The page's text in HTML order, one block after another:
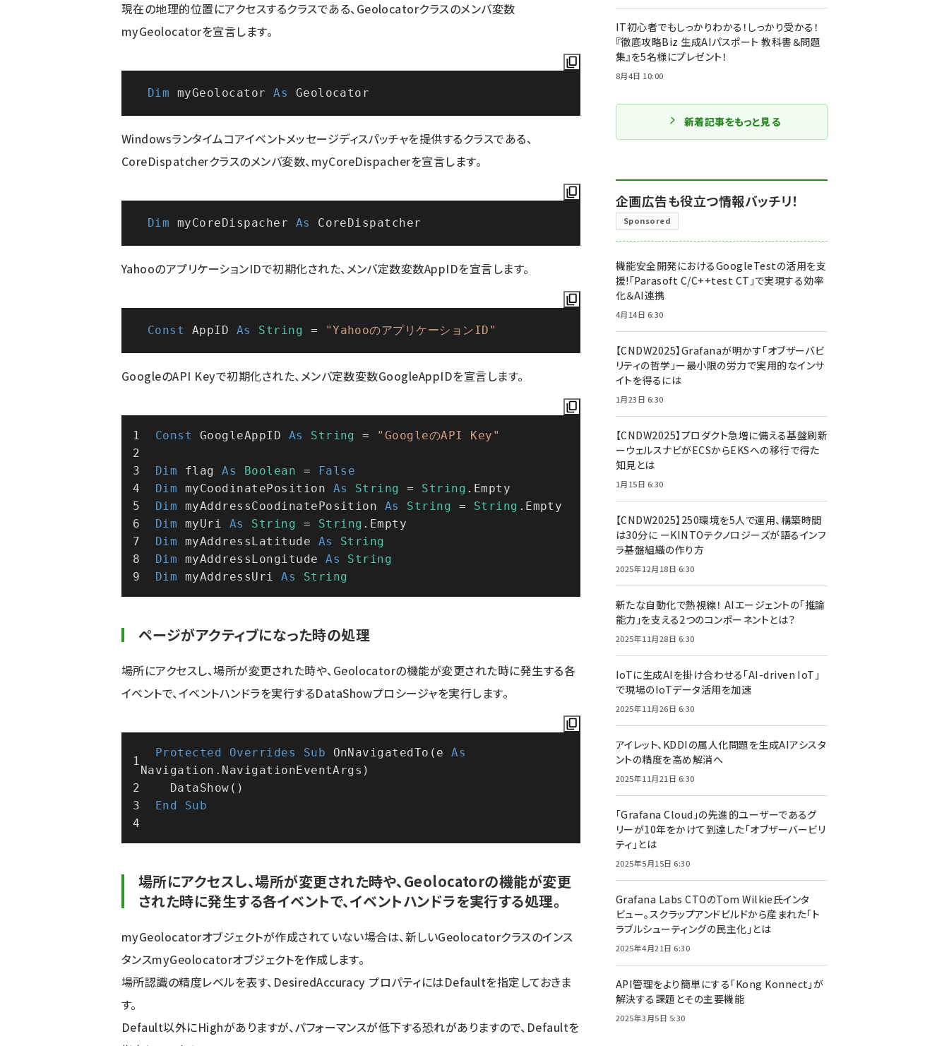
現在の地理的位置にアクセスするクラスである、Geolocatorクラスのメンバ変数
myGeolocatorを宣言します。
Dim myGeolocator As
Windowsランタイムコアイベントメッセージディスパッチャを提供するクラスである、
CoreDispatcherクラスのメンバ変数、myCoreDispacherを宣言します。
Dim myCoreDispacher As
YahooのアプリケーションIDで初期化された、メンバ定数変数AppIDを宣言します。
Const AppID As String = "YahooのアプリケーションID"
GoogleのAPI Keyで初期化された、メンバ定数変数GoogleAppIDを宣言します。
Const GoogleAppID As String = "GoogleのAPI Key"
Dim flag As Boolean = False
Dim myCoodinatePosition As String = String .Empty
Dim myAddressCoodinatePosition As String = String .Empty
Dim myUri As String = String .Empty
Dim myAddressLatitude As
String
Dim myAddressLongitude As
String
Dim myAddressUri As String
ページがアクティブになった時の処理
場所にアクセスし、場所が変更された時や、Geolocatorの機能が変更された時に発生する各
イベントで、イベントハンドラを実行するDataShowプロシージャを実行します。
Protected Overrides Sub OnNavigatedTo(e As
Navigation.NavigationEventArgs)
    DataShow()
End
Sub
場所にアクセスし、場所が変更された時や、Geolocatorの機能が変更
された時に発生する各イベントで、イベントハンドラを実行する処理。
myGeolocatorオブジェクトが作成されていない場合は、新しいGeolocatorクラスのインス
タンスmyGeolocatorオブジェクトを作成します。
場所認識の精度レベルを表す、DesiredAccuracy プロパティにはDefaultを指定しておきま
す。
Default以外にHighがありますが、パフォーマンスが低下する恐れがありますので、Defaultを
IT初心者でもしっかりわかる！しっかり受かる！
『徹底攻略Biz 生成AIパスポート 教科書＆問題
集』を5名様にプレゼント！
8月4日 10:00
新着記事をもっと見る
企画広告も役立つ情報バッチリ！
Sponsored
機能安全開発におけるGoogleTestの活用を支
援!「Parasoft C/C++test CT」で実現する効率
化＆AI連携
4月14日 6:30
【CNDW2025】Grafanaが明かす「オブザーバビ
リティの哲学」ー最小限の労力で実用的なインサ
イトを得るには
1月23日 6:30
【CNDW2025】プロダクト急増に備える基盤刷新
ーウェルスナビがECSからEKSへの移行で得た
知見とは
1月15日 6:30
【CNDW2025】250環境を5人で運用、構築時間
は30分に ーKINTOテクノロジーズが語るインフ
ラ基盤組織の作り方
2025年12月18日 6:30
新たな自動化で熱視線！ AIエージェントの「推論
能力」を支える2つのコンポーネントとは？
2025年11月28日 6:30
IoTに生成AIを掛け合わせる「AI-driven IoT」
で現場のIoTデータ活用を加速
2025年11月26日 6:30
アイレット、KDDIの属人化問題を生成AIアシスタ
ントの精度を高め解消へ
2025年11月21日 6:30
「Grafana Cloud」の先進的ユーザーであるグ
リーが10年をかけて到達した「オブザーバービリ
ティ」とは
2025年5月15日 6:30
Grafana Labs CTOのTom Wilkie氏インタ
ビュー。スクラップアンドビルドから産まれた「ト
ラブルシューティングの民主化」とは
2025年4月21日 6:30
API管理をより簡単にする「Kong Konnect」が
解決する課題とその主要機能
2025年3月5日 5:30